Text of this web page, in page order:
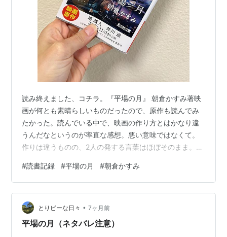
読み終えました、コチラ。『平場の月』 朝倉かすみ著映
画が何とも素晴らしいものだったので、原作も読んでみ
たかった。読んでいる中で、映画の作り方とはかなり違
うんだなというのが率直な感想。悪い意味ではなくて。
作りは違うものの、2人の発する言葉はほぼそのまま。2
ていた印象。語弊があるかもしれないけど、映画の方
は"綺麗事"にしたかったのかもしれないなぁと。綺麗
事‥‥とはちょっと違うか‥‥(悩)キレイなままで、美しい
ままで幕を閉じたような。だからなのか、原作の方が更
にリアリティがあり、もっともっと現実をぶつけてくる
#読書記録 #平場の月 #朝倉かすみ
とりビーな日々 • 7ヶ月前
平場の月（ネタバレ注意）